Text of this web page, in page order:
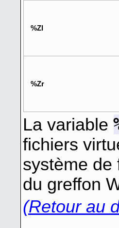
%Zl
%Zr
La variable
fichiers
système de
du greffon
(Retour au